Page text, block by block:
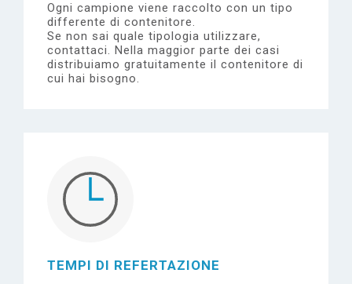
Ogni campione viene raccolto con un tipo
differente di contenitore.
Se non sai quale tipologia utilizzare,
contattaci. Nella maggior parte dei casi
distribuiamo gratuitamente il contenitore di
cui hai bisogno.
TEMPI DI REFERTAZIONE